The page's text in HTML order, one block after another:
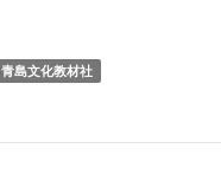
青島文化教材社